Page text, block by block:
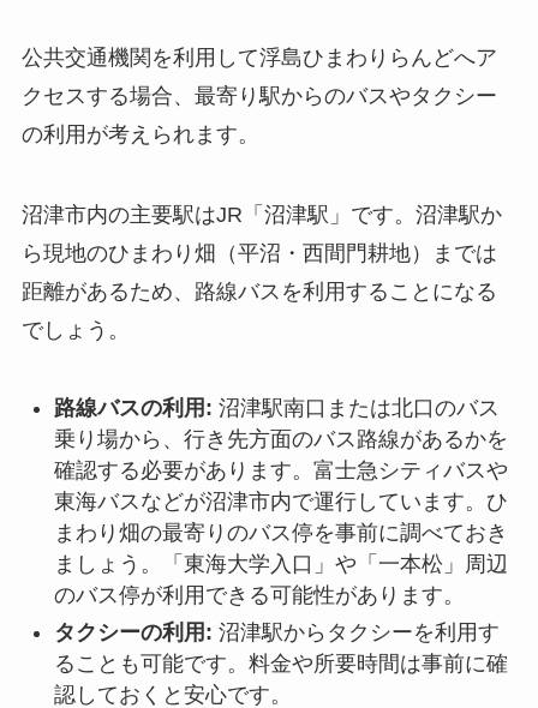
公共交通機関を利用して浮島ひまわりらんどへア
クセスする場合、最寄り駅からのバスやタクシー
の利用が考えられます。
沼津市内の主要駅はJR「沼津駅」です。沼津駅か
ら現地のひまわり畑（平沼・西間門耕地）までは
距離があるため、路線バスを利用することになる
でしょう。
路線バスの利用: 沼津駅南口または北口のバス
乗り場から、行き先方面のバス路線があるかを
確認する必要があります。富士急シティバスや
東海バスなどが沼津市内で運行しています。ひ
まわり畑の最寄りのバス停を事前に調べておき
ましょう。「東海大学入口」や「一本松」周辺
のバス停が利用できる可能性があります。
タクシーの利用: 沼津駅からタクシーを利用す
ることも可能です。料金や所要時間は事前に確
認しておくと安心です。